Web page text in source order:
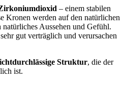
– einem stabilen
Kronen werden auf den natürlichen
Aussehen und Gefühl.
gut verträglich und verursachen
Struktur, die der
ist.